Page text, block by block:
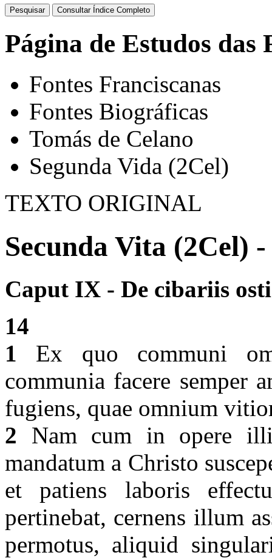
Página de Estudos das
Fontes Franciscanas
Fontes Biográficas
Tomás de Celano
Segunda Vida (2Cel)
TEXTO ORIGINAL
Secunda Vita (2Cel) -
Caput IX - De cibariis
14
1 Ex quo communi
communia facere semper
fugiens, quae omnium
2 Nam cum in opere
mandatum a Christo
et patiens laboris
pertinebat, cernens illum
permotus, aliquid